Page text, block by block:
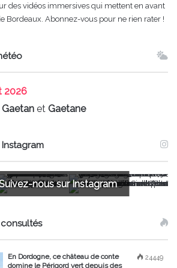
des vidéos immersives qui mettent en avant
Bordeaux. Abonnez-vous pour ne rien rater !
2026
Gaetan etGaetane
nous sur Instagram
24449
En Dordogne, ce château de conte
domine le Périgord vert depuis des